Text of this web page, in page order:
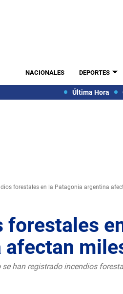
NACIONALES DEPORTES
Última Hora
forestales en la Patagonia argentina
forestales
afectan
se han registrado incendios